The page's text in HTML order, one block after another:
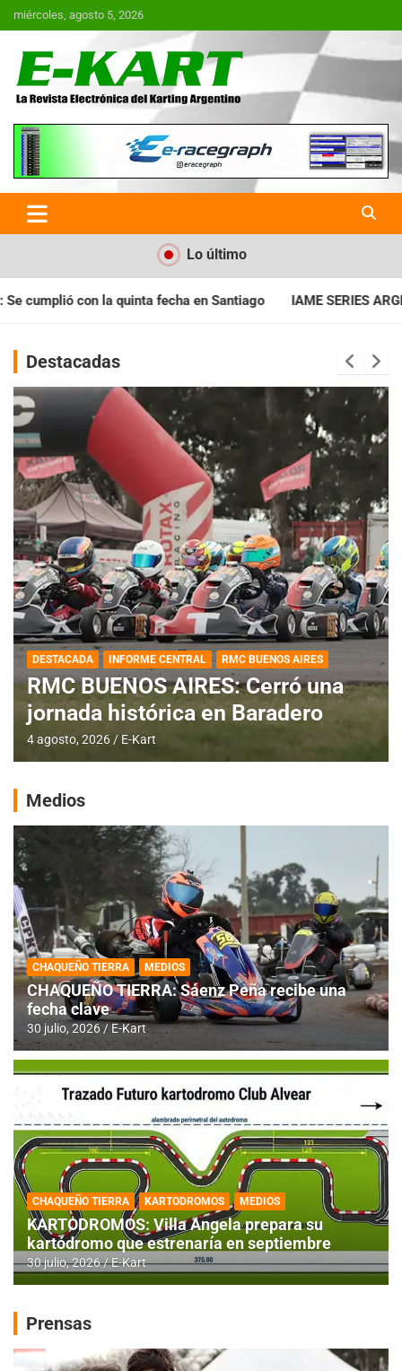
Saltar
al
miércoles, agosto 5, 2026
E-Kart.com.ar | La Revista
Electrónica del Karting en
Argentina
Lo último
Santiago IAME SERIES ARGENTINA: Horarios para la
Destacadas
DESTACADA INFORME CENTRAL RMC BUENOS AIRES
RMC BUENOS AIRES: Cerró una
jornada histórica en Baradero
4 agosto, 2026 E-Kart
Medios
CHAQUEÑO TIERRA MEDIOS
CHAQUEÑO TIERRA: Sáenz Peña recibe una
fecha clave
30 julio, 2026 E-Kart
CHAQUEÑO TIERRA KARTODROMOS MEDIOS
KARTODROMOS: Villa Angela prepara su
kartódromo que estrenaría en septiembre
30 julio, 2026 E-Kart
Prensas